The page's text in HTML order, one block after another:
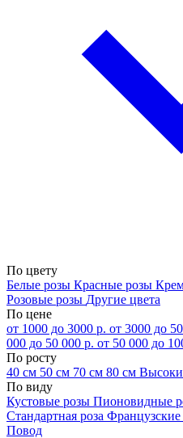
По цвету
Белые розы Красные розы
Розовые розы Другие цвета
По цене
от 1000 до 3000 р. от 3000 до
000 до 50 000 р. от 50 000 до
По росту
40 см 50 см 70 см 80 см
По виду
Кустовые розы Пионовидные
Стандартная роза
Повод